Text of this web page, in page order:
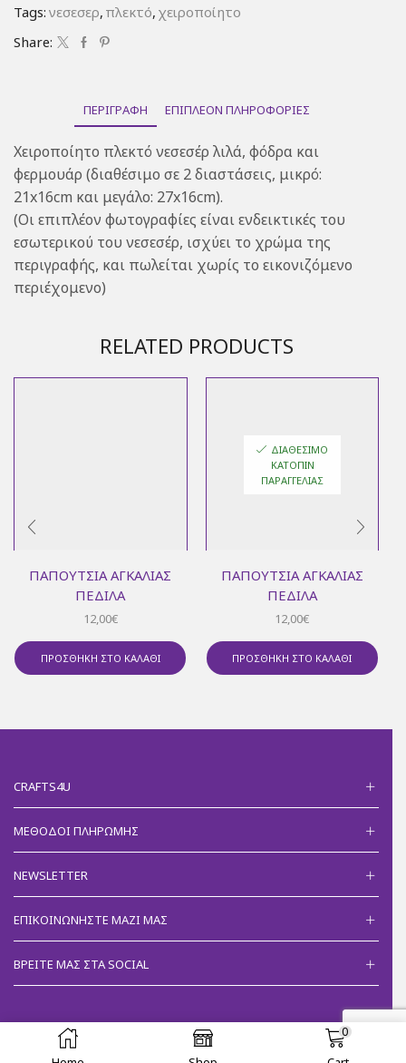
Tags: νεσεσερ, πλεκτό, χειροποίητο
Share:
ΠΕΡΙΓΡΑΦΉ ΕΠΙΠΛΈΟΝ ΠΛΗΡΟΦΟΡΊΕΣ
Χειροποίητο πλεκτό νεσεσέρ λιλά, φόδρα και
φερμουάρ (διαθέσιμο σε 2 διαστάσεις, μικρό:
21x16cm και μεγάλο: 27x16cm).
(Οι επιπλέον φωτογραφίες είναι ενδεικτικές του
εσωτερικού του νεσεσέρ, ισχύει το χρώμα της
περιγραφής, και πωλείται χωρίς το εικονιζόμενο
περιέχομενο)
RELATED PRODUCTS
ΠΑΠΟΎΤΣΙΑ ΑΓΚΑΛΙΆΣ
ΠΈΔΙΛΑ
12,00€
ΠΡΟΣΘΉΚΗ ΣΤΟ ΚΑΛΆΘΙ
ΔΙΑΘΈΣΙΜΟ
ΚΑΤΌΠΙΝ
ΠΑΡΑΓΓΕΛΊΑΣ
ΠΑΠΟΎΤΣΙΑ ΑΓΚΑΛΙΆΣ
ΠΈΔΙΛΑ
12,00€
ΠΡΟΣΘΉΚΗ ΣΤΟ ΚΑΛΆΘΙ
CRAFTS4U
ΜΈΘΟΔΟΙ ΠΛΗΡΩΜΉΣ
NEWSLETTER
ΕΠΙΚΟΙΝΩΝΉΣΤΕ ΜΑΖΊ ΜΑΣ
ΒΡΕΊΤΕ ΜΑΣ ΣΤΑ SOCIAL
Ⓒ 2018 Crafts4u - Developed by Eleni Papanikolaou
0